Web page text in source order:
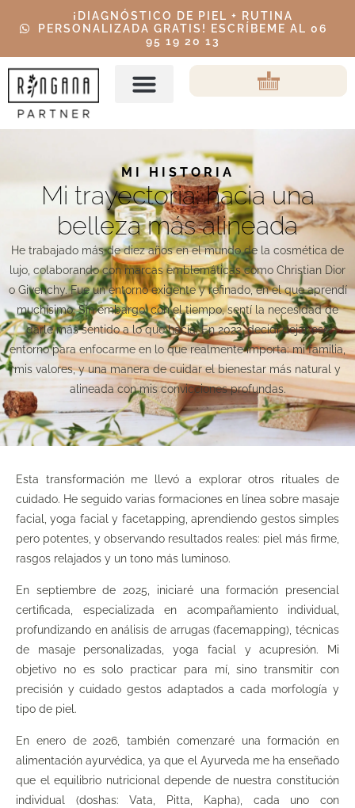
¡DIAGNÓSTICO DE PIEL + RUTINA
PERSONALIZADA GRATIS! ESCRÍBEME AL 06
95 19 20 13
MI HISTORIA
Mi trayectoria: hacia una
belleza más alineada
He trabajado más de diez años en el mundo de la cosmética de
lujo, colaborando con marcas emblemáticas como Christian Dior
o Givenchy. Fue un entorno exigente y refinado, en el que aprendí
muchísimo. Sin embargo, con el tiempo, sentí la necesidad de
darle más sentido a lo que hacía. En 2022, decidí dejar ese
entorno para enfocarme en lo que realmente importa: mi familia,
mis valores, y una manera de cuidar el bienestar más natural y
alineada con mis convicciones profundas.
Esta transformación me llevó a explorar otros rituales de
cuidado. He seguido varias formaciones en línea sobre masaje
facial, yoga facial y facetapping, aprendiendo gestos simples
pero potentes, y observando resultados reales: piel más firme,
rasgos relajados y un tono más luminoso.
En septiembre de 2025, iniciaré una formación presencial
certificada, especializada en acompañamiento individual,
profundizando en análisis de arrugas (facemapping), técnicas
de masaje personalizadas, yoga facial y acupresión. Mi
objetivo no es solo practicar para mí, sino transmitir con
precisión y cuidado gestos adaptados a cada morfología y
tipo de piel.
En enero de 2026, también comenzaré una formación en
alimentación ayurvédica, ya que el Ayurveda me ha enseñado
que el equilibrio nutricional depende de nuestra constitución
individual (doshas: Vata, Pitta, Kapha), cada uno con